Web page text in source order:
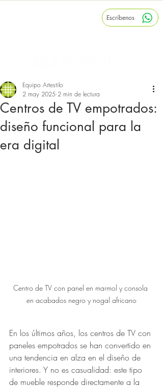
Escríbenos
Centros de TV empotrados:
diseño funcional para la
era digital
Equipo Artestilo
2 may 2025 2 min de lectura
Centro de TV con panel en marmol y consola
en acabados negro y nogal africano
En los últimos años, los centros de TV con
paneles empotrados se han convertido en
una tendencia en alza en el diseño de
interiores. Y no es casualidad: este tipo
de mueble responde directamente a la